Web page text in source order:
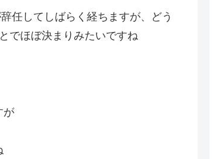
任してしばらく経ちますが、どう
でほぼ決まりみたいですね
が